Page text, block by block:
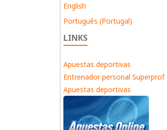
English
Português (Portugal)
LINKS
Apuestas deportivas
Entrenador personal Superprof
Apuestas deportivas